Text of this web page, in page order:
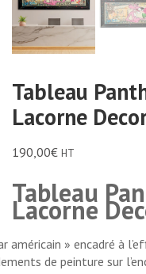
Tableau
Lacorne
190,00€ HT
Tableau
Lacorne
américain » encadré à
de peinture sur